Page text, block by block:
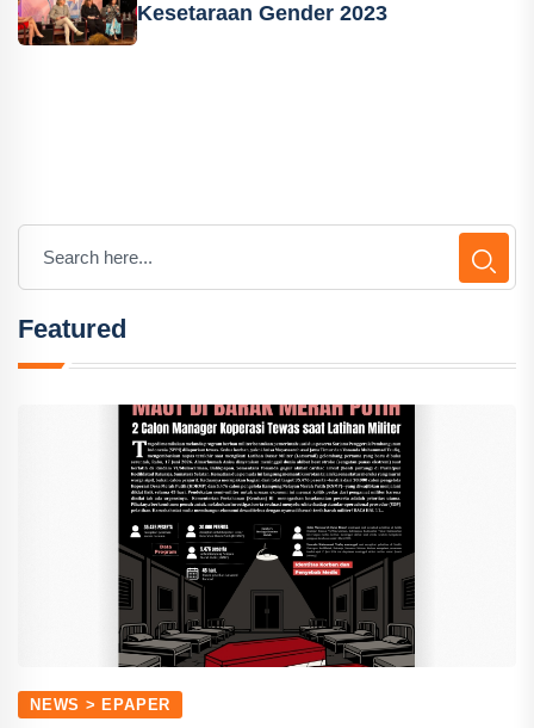
Kesetaraan Gender 2023
Featured
NEWS > EPAPER